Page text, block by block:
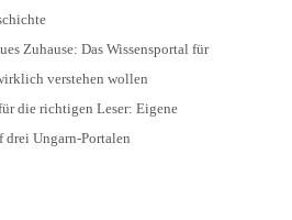
Zuhause: Das Wissensportal für
verstehen wollen
die richtigen Leser: Eigene
drei Ungarn-Portalen